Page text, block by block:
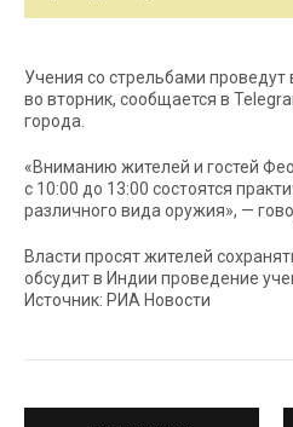
Учения со стрельбами
во вторник, сообщается в
города.
«Вниманию жителей и гостей
с 10:00 до 13:00 состоятся
различного вида оружия», —
Власти просят жителей
обсудит в Индии проведение
Источник: РИА Новости